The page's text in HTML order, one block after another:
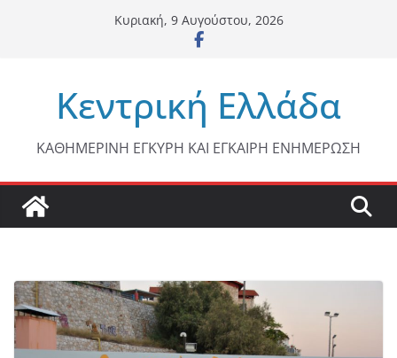
Κυριακή, 9 Αυγούστου, 2026
Κεντρική Ελλάδα
ΚΑΘΗΜΕΡΙΝΗ ΕΓΚΥΡΗ ΚΑΙ ΕΓΚΑΙΡΗ ΕΝΗΜΕΡΩΣΗ